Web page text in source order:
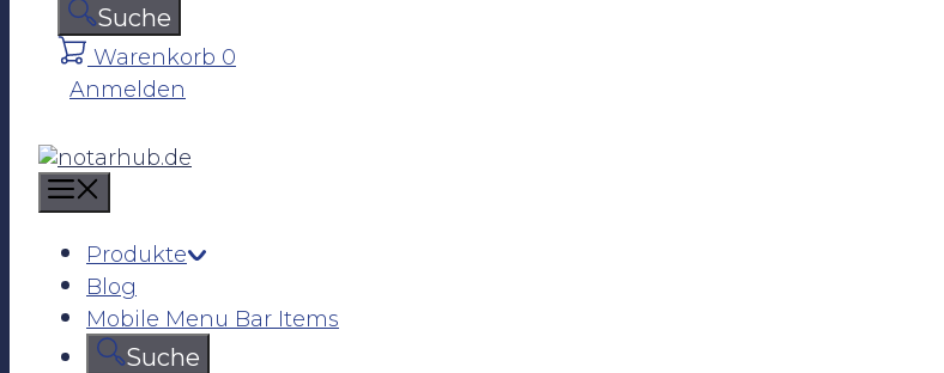
Suche
Warenkorb 0
Anmelden
e
n
u
Produkte
Blog
Mobile Menu Bar Items
Suche